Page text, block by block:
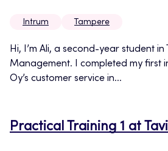
Intrum Tampere
Hi, I’m Ali, a second-year student in
Management. I completed my first
Oy’s customer service in...
Practical Training 1 at